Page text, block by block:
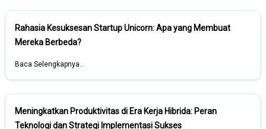
Rahasia Kesuksesan Startup Unicorn: Apa yang Membuat
Mereka Berbeda?
Baca Selengkapnya..
Meningkatkan Produktivitas di Era Kerja Hibrida: Peran
Teknologi dan Strategi Implementasi Sukses